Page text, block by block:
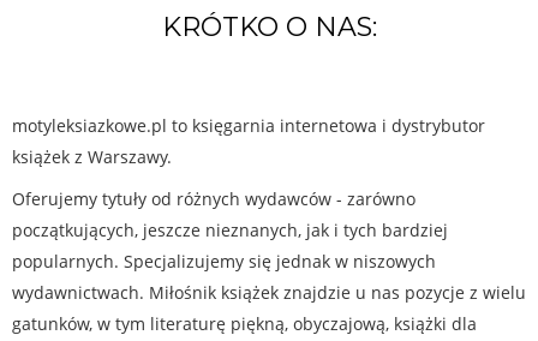
KRÓTKO O NAS:
motyleksiazkowe.pl to księgarnia internetowa i dystrybutor
książek z Warszawy.
Oferujemy tytuły od różnych wydawców - zarówno
początkujących, jeszcze nieznanych, jak i tych bardziej
popularnych. Specjalizujemy się jednak w niszowych
wydawnictwach. Miłośnik książek znajdzie u nas pozycje z wielu
gatunków, w tym literaturę piękną, obyczajową, książki dla